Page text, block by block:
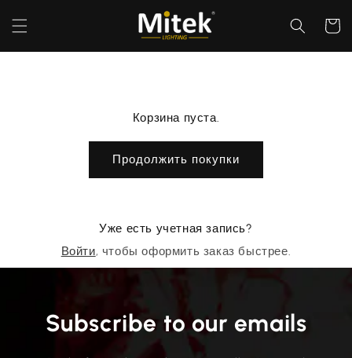
к
контенту
Корзина пуста.
Продолжить покупки
Уже есть учетная запись?
Войти, чтобы оформить заказ быстрее.
Subscribe to our emails